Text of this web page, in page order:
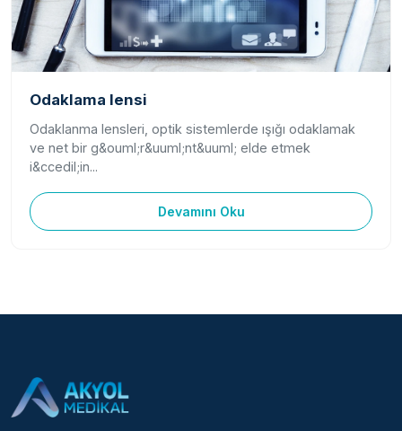
Odaklama lensi
Odaklanma lensleri, optik sistemlerde ışığı odaklamak
ve net bir g&ouml;r&uuml;nt&uuml; elde etmek
i&ccedil;in...
Devamını Oku